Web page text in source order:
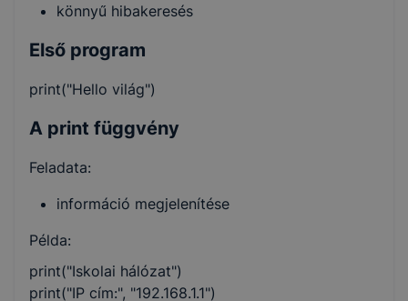
könnyű hibakeresés
Első program
print("Hello világ")
A print függvény
Feladata:
információ megjelenítése
Példa:
print("Iskolai hálózat")
print("IP cím:", "192.168.1.1")